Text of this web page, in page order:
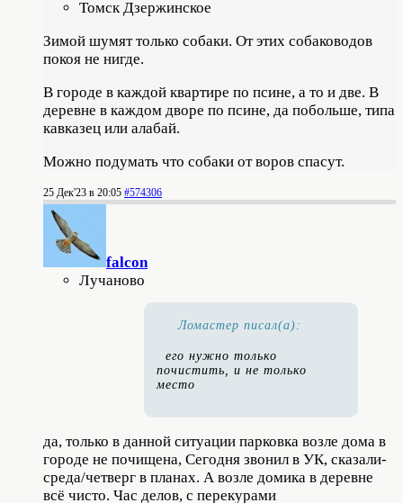
Томск Дзержинское
Зимой шумят только собаки. От этих собаководов
покоя не нигде.
В городе в каждой квартире по псине, а то и две. В
деревне в каждом дворе по псине, да побольше, типа
кавказец или алабай.
Можно подумать что собаки от воров спасут.
25 Дек'23 в 20:05 #574306
falcon
Лучаново
Ломастер писал(а):
его нужно только
почистить, и не только
место
да, только в данной ситуации парковка возле дома в
городе не почищена, Сегодня звонил в УК, сказали-
среда/четверг в планах. А возле домика в деревне
всё чисто. Час делов, с перекурами